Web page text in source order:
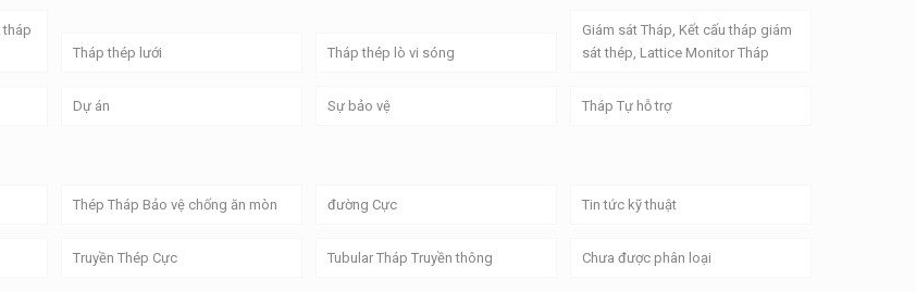
tháp
Tháp thép lưới Tháp thép lò vi sóng
Giám sát Tháp, Kết cấu tháp giám
sát thép, Lattice Monitor Tháp
Dự án Sự bảo vệ Tháp Tự hỗ trợ
Thép Tháp Bảo vệ chống ăn mòn đường Cực Tin tức kỹ thuật
Truyền Thép Cực Tubular Tháp Truyền thông Chưa được phân loại